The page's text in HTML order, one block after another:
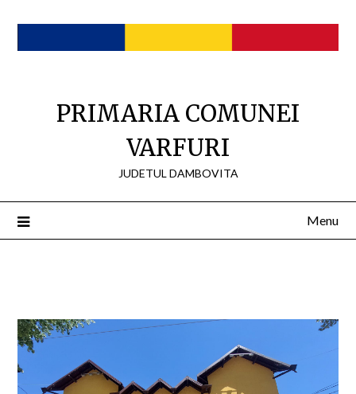
content
PRIMARIA COMUNEI
VARFURI
JUDETUL DAMBOVITA
Menu